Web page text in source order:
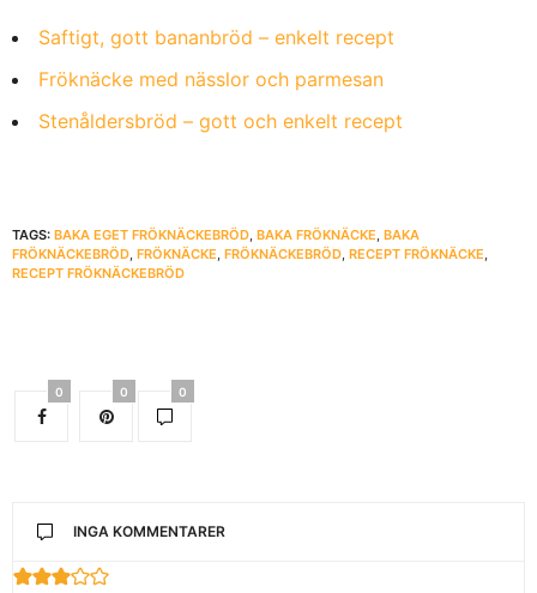
Saftigt, gott bananbröd – enkelt recept
Fröknäcke med nässlor och parmesan
Stenåldersbröd – gott och enkelt recept
TAGS: BAKA EGET FRÖKNÄCKEBRÖD, BAKA FRÖKNÄCKE, BAKA
FRÖKNÄCKEBRÖD, FRÖKNÄCKE, FRÖKNÄCKEBRÖD, RECEPT FRÖKNÄCKE,
RECEPT FRÖKNÄCKEBRÖD
0 0 0
INGA KOMMENTARER